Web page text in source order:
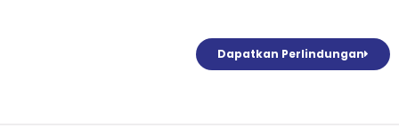
Dapatkan Perlindungan